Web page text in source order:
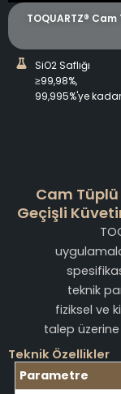
TOQUARTZ®
SiO2 Saflığı
≥99,98%,
99,995%'ye kadar
Cam Tüplü
Geçişli
teknik
fiziksel ve
talep
Teknik Özellikler
Parametre